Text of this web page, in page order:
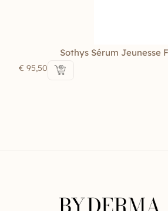
Sothys Sérum Jeunesse
€ 95,50